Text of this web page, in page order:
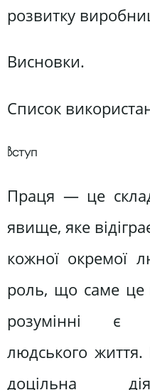
розвитку
Висновки.
Список
Вступ
Праця — це
явище, яке
кожної окремої
роль, що саме це
розумінні є
людського
доцільна